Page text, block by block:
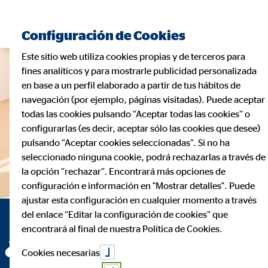
¿Te imaginas trabajar
Una empresa donde tu
Una empresa donde recibes
Una empresa que te premia
Una empresa donde fomar
Una empresa que ayuda a las
Todo esto es posible en OVB
Configuración de Cookies
Este sitio web utiliza cookies propias y de terceros para
fines analíticos y para mostrarle publicidad personalizada
en base a un perfil elaborado a partir de tus hábitos de
navegación (por ejemplo, páginas visitadas). Puede aceptar
todas las cookies pulsando “Aceptar todas las cookies” o
configurarlas (es decir, aceptar sólo las cookies que desee)
pulsando “Aceptar cookies seleccionadas”. Si no ha
seleccionado ninguna cookie, podrá rechazarlas a través de
la opción “rechazar”. Encontrará más opciones de
configuración e información en "Mostrar detalles". Puede
ajustar esta configuración en cualquier momento a través
del enlace “Editar la configuración de cookies” que
encontrará al final de nuestra Política de Cookies.
Cookies necesarias